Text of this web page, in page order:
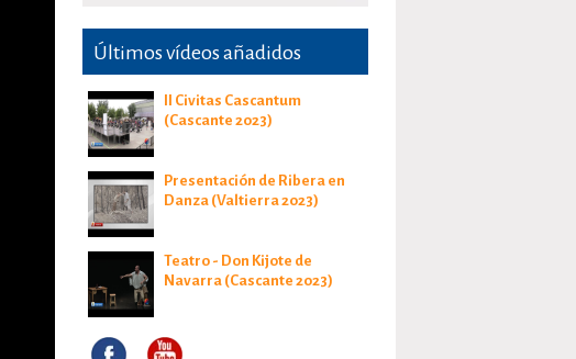
Últimos vídeos añadidos
II Civitas Cascantum
(Cascante 2023)
Presentación de Ribera en
Danza (Valtierra 2023)
Teatro - Don Kijote de
Navarra (Cascante 2023)